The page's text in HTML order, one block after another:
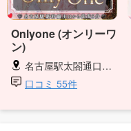
Onlyone (オンリーワ
ン)
名古屋駅太閤通口徒歩5分
口コミ 55件